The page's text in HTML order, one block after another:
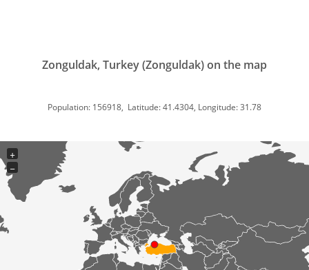
Zonguldak, Turkey (Zonguldak) on the map
Population: 156918, Latitude: 41.4304, Longitude: 31.78
+
−